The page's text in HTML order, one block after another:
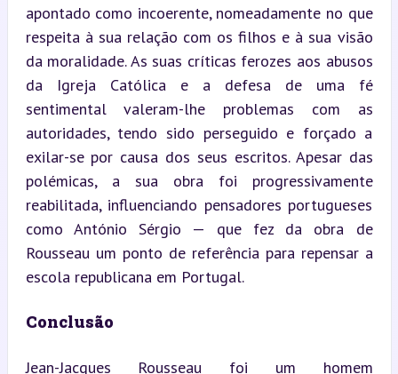
apontado como incoerente, nomeadamente no que
respeita à sua relação com os filhos e à sua visão
da moralidade. As suas críticas ferozes aos abusos
da Igreja Católica e a defesa de uma fé
sentimental valeram-lhe problemas com as
autoridades, tendo sido perseguido e forçado a
exilar-se por causa dos seus escritos. Apesar das
polémicas, a sua obra foi progressivamente
reabilitada, influenciando pensadores portugueses
como António Sérgio — que fez da obra de
Rousseau um ponto de referência para repensar a
escola republicana em Portugal.
Conclusão
Jean-Jacques Rousseau foi um homem